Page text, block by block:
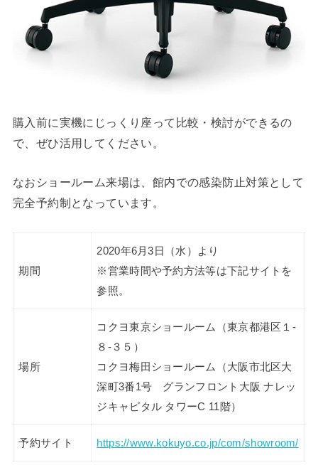
購入前に実機にじっくり座って比較・検討ができるの
で、ぜひ活用してください。
なおショールーム来場は、館内での感染防止対策として
完全予約制となっています。
期間
2020年6月3日（水）より
※営業時間や予約方法等は下記サイトを
参照。
場所
コクヨ東京ショールーム（東京都港区１-
８-３５）
コクヨ梅田ショールーム（大阪市北区大
深町3番1号 グランフロント大阪 ナレッ
ジキャピタル タワーC 11階）
予約サイト https://www.kokuyo.co.jp/com/showroom/